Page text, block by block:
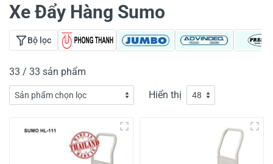
Xe Đẩy Hàng Sumo
Bộ lọc
33 / 33 sản phẩm
Hiển thị